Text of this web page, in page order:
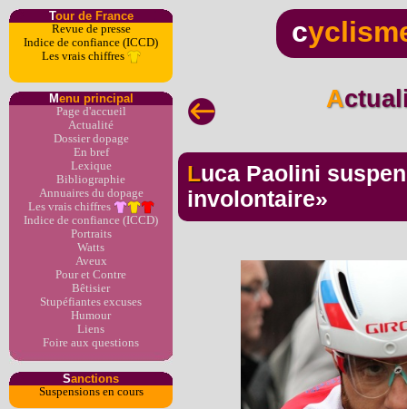
Tour de France
Revue de presse
Indice de confiance (ICCD)
Les vrais chiffres
Menu principal
Page d'accueil
Actualité
Dossier dopage
En bref
Lexique
Bibliographie
Annuaires du dopage
Les vrais chiffres
Indice de confiance (ICCD)
Portraits
Watts
Aveux
Pour et Contre
Bêtisier
Stupéfiantes excuses
Humour
Liens
Foire aux questions
Sanctions
Suspensions en cours
c
Luca Paolini suspendu 18 mois pour «dopage
involontaire»